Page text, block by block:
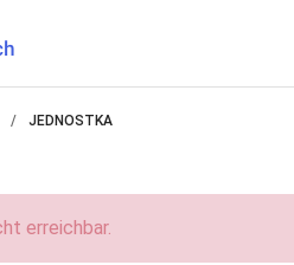
JEDNOSTKA
erreichbar.